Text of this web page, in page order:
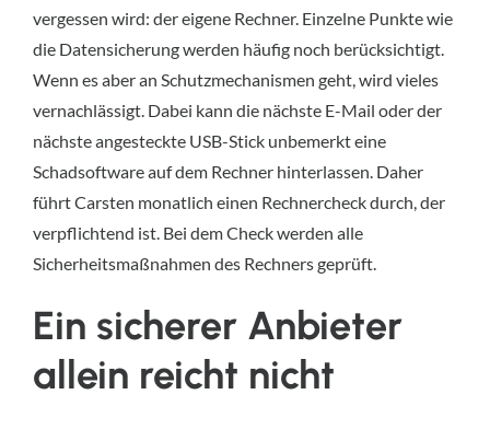
vergessen wird: der eigene Rechner. Einzelne Punkte wie
die Datensicherung werden häufig noch berücksichtigt.
Wenn es aber an Schutzmechanismen geht, wird vieles
vernachlässigt. Dabei kann die nächste E-Mail oder der
nächste angesteckte USB-Stick unbemerkt eine
Schadsoftware auf dem Rechner hinterlassen. Daher
führt Carsten monatlich einen Rechnercheck durch, der
verpflichtend ist. Bei dem Check werden alle
Sicherheitsmaßnahmen des Rechners geprüft.
Ein sicherer Anbieter
allein reicht nicht